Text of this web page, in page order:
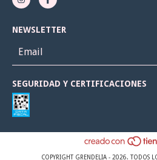
NEWSLETTER
SEGURIDAD Y CERTIFICACIONES
COPYRIGHT GRENDELIA - 2026. TODOS